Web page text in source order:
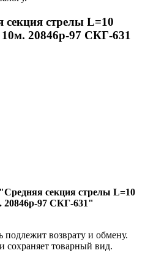
стрелы L=10
20846р-97 СКГ-631
"Средняя секция стрелы L=10
20846р-97 СКГ-631"
подлежит возврату и обмену.
сохраняет товарный вид.